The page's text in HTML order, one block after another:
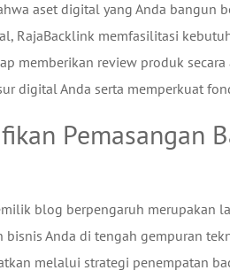
aset digital yang Anda bangun
RajaBacklink memfasilitasi
memberikan review produk
digital Anda serta memperkuat
Pemasangan
blog berpengaruh merupakan
Anda di tengah gempuran
melalui strategi penempatan